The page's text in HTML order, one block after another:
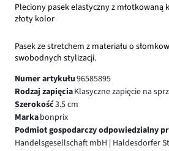
Pleciony pasek elastyczny z młotkowaną
złoty kolor
Pasek ze stretchem z materiału o
swobodnych stylizacji.
Numer artykułu96585895
Rodzaj zapięciaKlasyczne zapięcie na
Szerokość3.5 cm
Markabonprix
Podmiot gospodarczy odpowiedzialny
Handelsgesellschaft mbH | Haldesdorfer